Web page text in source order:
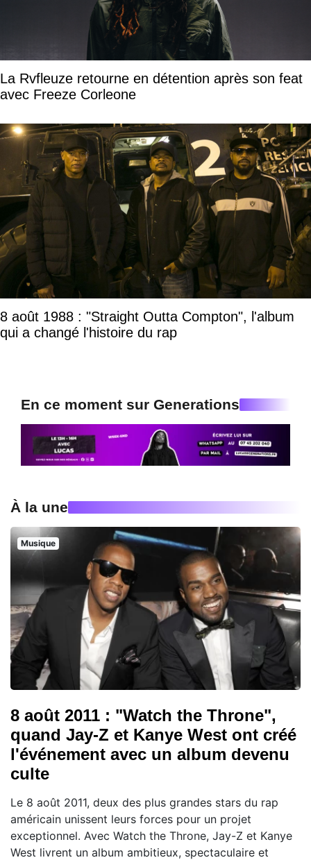
La Rvfleuze retourne en détention après son feat
avec Freeze Corleone
8 août 1988 : "Straight Outta Compton", l'album
qui a changé l'histoire du rap
En ce moment sur Generations
À la une
Musique
8 août 2011 : "Watch the Throne",
quand Jay-Z et Kanye West ont créé
l'événement avec un album devenu
culte
Le 8 août 2011, deux des plus grandes stars du rap
américain unissent leurs forces pour un projet
exceptionnel. Avec Watch the Throne, Jay-Z et Kanye
West livrent un album ambitieux, spectaculaire et